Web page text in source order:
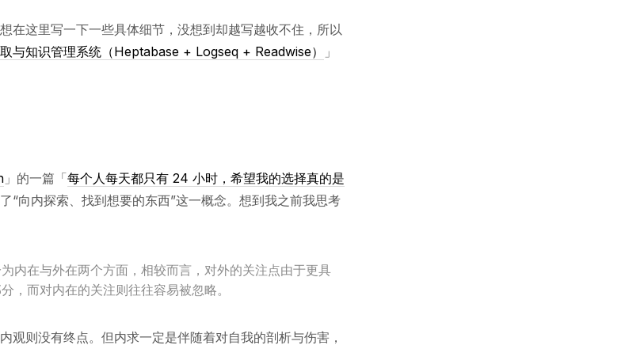
在这里写一下一些具体细节，没想到却越写越收不住，所以
与知识管理系统（Heptabase + Logseq + Readwise）
」
」的一篇「每个人每天都只有 24 小时，希望我的选择真的是
“向内探索、找到想要的东西”这一概念。想到我之前我思考
内在与外在两个方面，相较而言，对外的关注点由于更具
，而对内在的关注则往往容易被忽略。
观则没有终点。但内求一定是伴随着对自我的剖析与伤害，